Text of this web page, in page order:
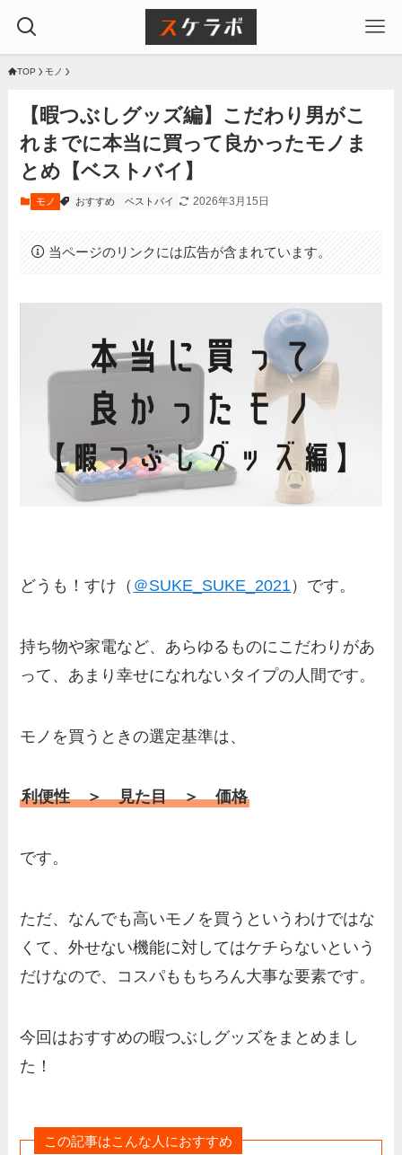
TOP モノ
【暇つぶしグッズ編】こだわり男がこ
れまでに本当に買って良かったモノま
とめ【ベストバイ】
モノ おすすめ ベストバイ 2026年3月15日
当ページのリンクには広告が含まれています。
どうも！すけ（ ＠SUKE_SUKE_2021 ）です。
持ち物や家電など、あらゆるものにこだわりがあ
って、あまり幸せになれないタイプの人間です。
モノを買うときの選定基準は、
利便性 ＞ 見た目 ＞ 価格
です。
ただ、なんでも高いモノを買うというわけではな
くて、外せない機能に対してはケチらないという
だけなので、コスパももちろん大事な要素です。
今回はおすすめの暇つぶしグッズをまとめまし
た！
この記事はこんな人におすすめ